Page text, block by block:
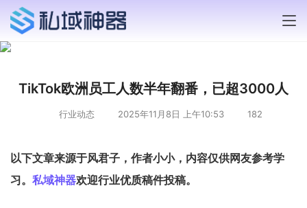
TikTok欧洲员工人数半年翻番，已超3000人
行业动态 2025年11月8日 上午10:53 182
以下文章来源于风君子，作者小小，内容仅供网友参考学
习。 私域神器欢迎行业优质稿件投稿。